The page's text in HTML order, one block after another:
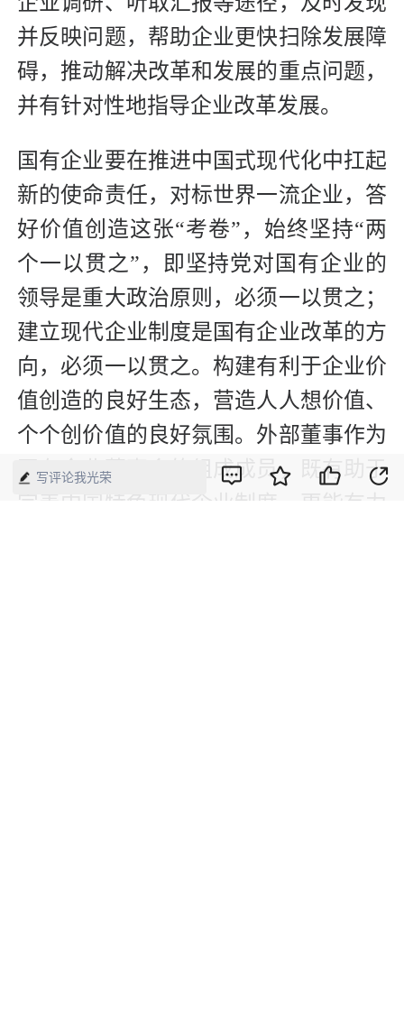
并反映问题，帮助企业更快扫除发展障
碍，推动解决改革和发展的重点问题，
并有针对性地指导企业改革发展。
国有企业要在推进中国式现代化中扛起
新的使命责任，对标世界一流企业，答
好价值创造这张“考卷”，始终坚持“两
个一以贯之”，即坚持党对国有企业的
领导是重大政治原则，必须一以贯之；
建立现代企业制度是国有企业改革的方
向，必须一以贯之。构建有利于企业价
值创造的良好生态，营造人人想价值、
个个创价值的良好氛围。外部董事作为
国有企业董事会的组成成员，既有助于
完善中国特色现代企业制度，更能有力
写评论我光荣